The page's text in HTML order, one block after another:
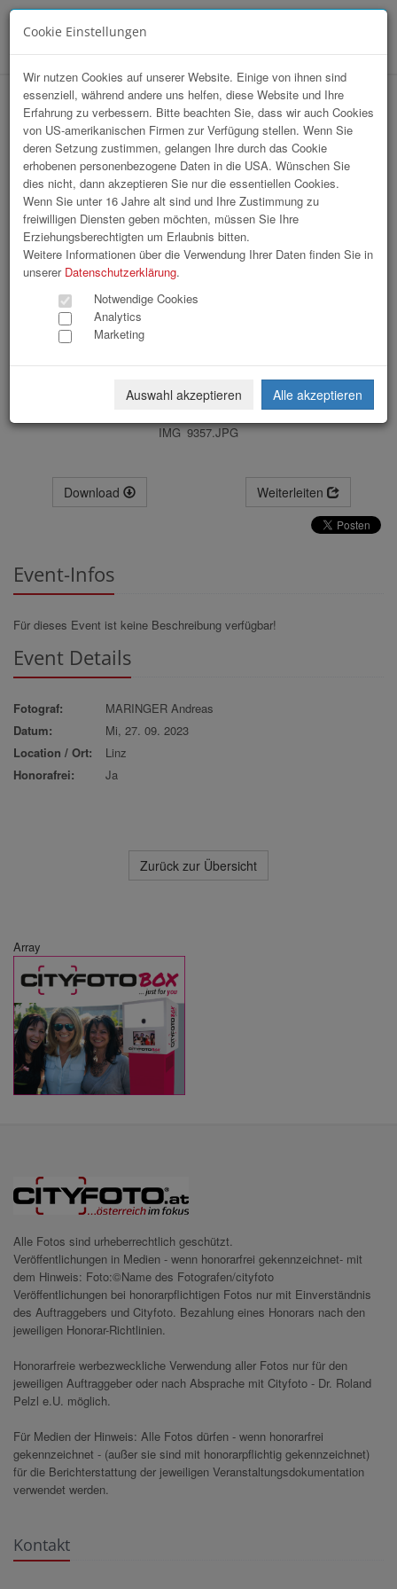
hr-lounge Mitte zu Gast bei KEBA
IMG_9357.JPG
Download Weiterleiten
Event-Infos
Für dieses Event ist keine Beschreibung verfügbar!
Event Details
Fotograf:
MARINGER Andreas
Datum:
Mi, 27. 09. 2023
Location / Ort:
Linz
Honorafrei:
Ja
Zurück zur Übersicht
Array
Alle Fotos sind urheberrechtlich geschützt.
Veröffentlichungen in Medien - wenn honorarfrei gekennzeichnet- mit
dem Hinweis: Foto:©Name des Fotografen/cityfoto
Veröffentlichungen bei honorarpflichtigen Fotos nur mit Einverständnis
des Auftraggebers und Cityfoto. Bezahlung eines Honorars nach den
jeweiligen Honorar-Richtlinien.
Honorarfreie werbezweckliche Verwendung aller Fotos nur für den
jeweiligen Auftraggeber oder nach Absprache mit Cityfoto - Dr. Roland
Pelzl e.U. möglich.
Für Medien der Hinweis: Alle Fotos dürfen - wenn honorarfrei
gekennzeichnet - (außer sie sind mit honorarpflichtig gekennzeichnet)
für die Berichterstattung der jeweiligen Veranstaltungsdokumentation
verwendet werden.
Kontakt
Cookie Einstellungen
Wir nutzen Cookies auf unserer Website. Einige von ihnen sind
essenziell, während andere uns helfen, diese Website und Ihre
Erfahrung zu verbessern. Bitte beachten Sie, dass wir auch Cookies
von US-amerikanischen Firmen zur Verfügung stellen. Wenn Sie
deren Setzung zustimmen, gelangen Ihre durch das Cookie
erhobenen personenbezogene Daten in die USA. Wünschen Sie
dies nicht, dann akzeptieren Sie nur die essentiellen Cookies.
Wenn Sie unter 16 Jahre alt sind und Ihre Zustimmung zu
freiwilligen Diensten geben möchten, müssen Sie Ihre
Erziehungsberechtigten um Erlaubnis bitten.
Weitere Informationen über die Verwendung Ihrer Daten finden Sie in
unserer Datenschutzerklärung.
Notwendige Cookies
Analytics
Marketing
Auswahl akzeptieren Alle akzeptieren